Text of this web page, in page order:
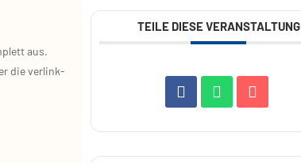
aus.
die ver­link­
TEILE DIESE VERANSTALTUNG